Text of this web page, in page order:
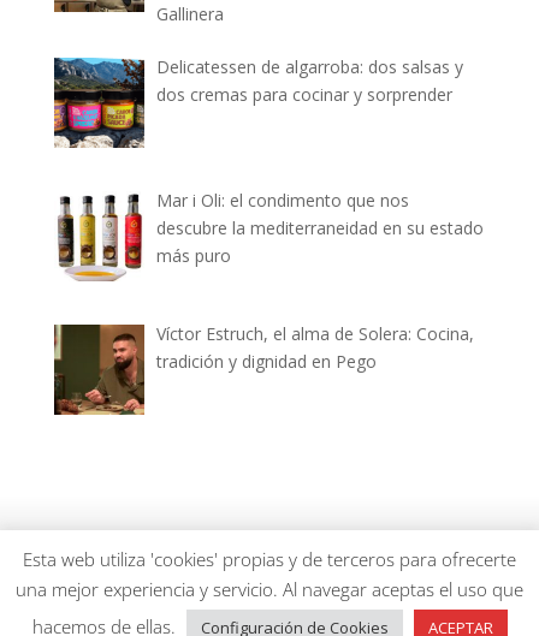
Gallinera
Delicatessen de algarroba: dos salsas y
dos cremas para cocinar y sorprender
Mar i Oli: el condimento que nos
descubre la mediterraneidad en su estado
más puro
Víctor Estruch, el alma de Solera: Cocina,
tradición y dignidad en Pego
dianiagastronomica.com © 2026
Esta web utiliza 'cookies' propias y de terceros para ofrecerte
una mejor experiencia y servicio. Al navegar aceptas el uso que
hacemos de ellas.
Configuración de Cookies ACEPTAR